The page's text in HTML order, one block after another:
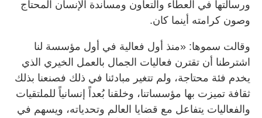
ورسالتها في العطاء والتعاون ومساندة الإنسان المحتاج
وصون كرامته أينما كان.
وقالت سموها: «منذ أول فعالية في أول مؤسسة لنا
اشترطنا أن تقترن فعاليات الجمال بالعمل الخيري الذي
يخدم فئة محتاجة، ولم تتغير مبادئنا في ذلك فصنعنا بذلك
ثقافة تميزت بها مؤسساتنا، وخلقنا بُعداً إنسانياً للملتقيات
والفعاليات يتفاعل مع قضايا العالم وتحدياته، ويسهم في